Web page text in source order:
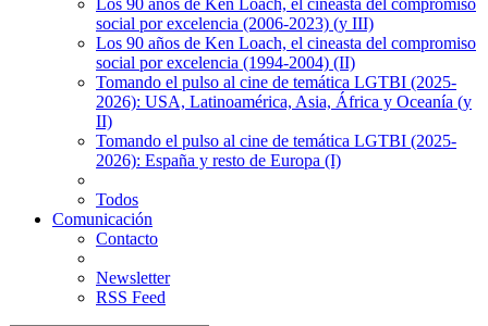
Los 90 años de Ken Loach, el cineasta del compromiso
social por excelencia (2006-2023) (y III)
Los 90 años de Ken Loach, el cineasta del compromiso
social por excelencia (1994-2004) (II)
Tomando el pulso al cine de temática LGTBI (2025-
2026): USA, Latinoamérica, Asia, África y Oceanía (y
II)
Tomando el pulso al cine de temática LGTBI (2025-
2026): España y resto de Europa (I)
Todos
Comunicación
Contacto
Newsletter
RSS Feed